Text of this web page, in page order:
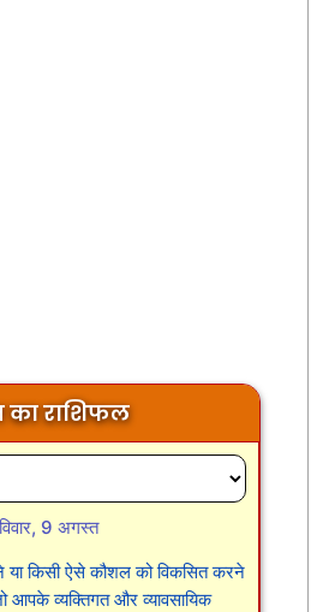
राशिफल
9 अगस्त
किसी ऐसे कौशल को विकसित करने
आपके व्यक्तिगत और व्यावसायिक